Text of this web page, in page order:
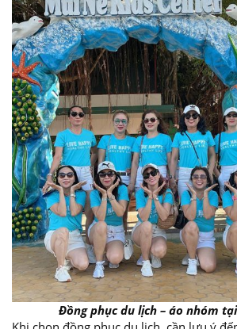
Đồng phục du lịch – áo nhóm